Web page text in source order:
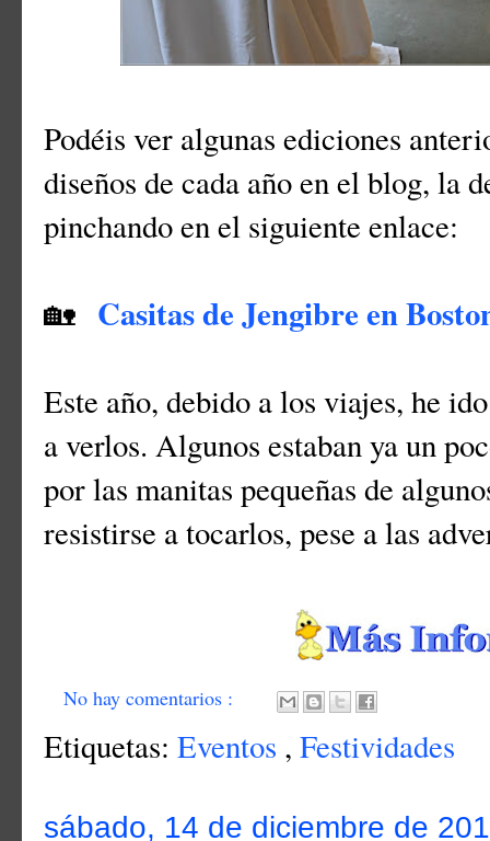
Podéis ver algunas ediciones
diseños de cada año en el blog, la
pinchando en el siguiente enlace:
🏡 Casitas de Jengibre en
Este año, debido a los viajes, he
a verlos. Algunos estaban ya un
por las manitas pequeñas de
resistirse a tocarlos, pese a las
No hay comentarios :
Etiquetas: Eventos , Festividades
sábado, 14 de diciembre de